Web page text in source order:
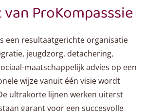
ProKompasssie
een resultaatgerichte organisatie
jeugdzorg, detachering,
maatschappelijk advies op een
wijze vanuit één visie wordt
ultrakorte lijnen werken uiterst
garant voor een succesvolle